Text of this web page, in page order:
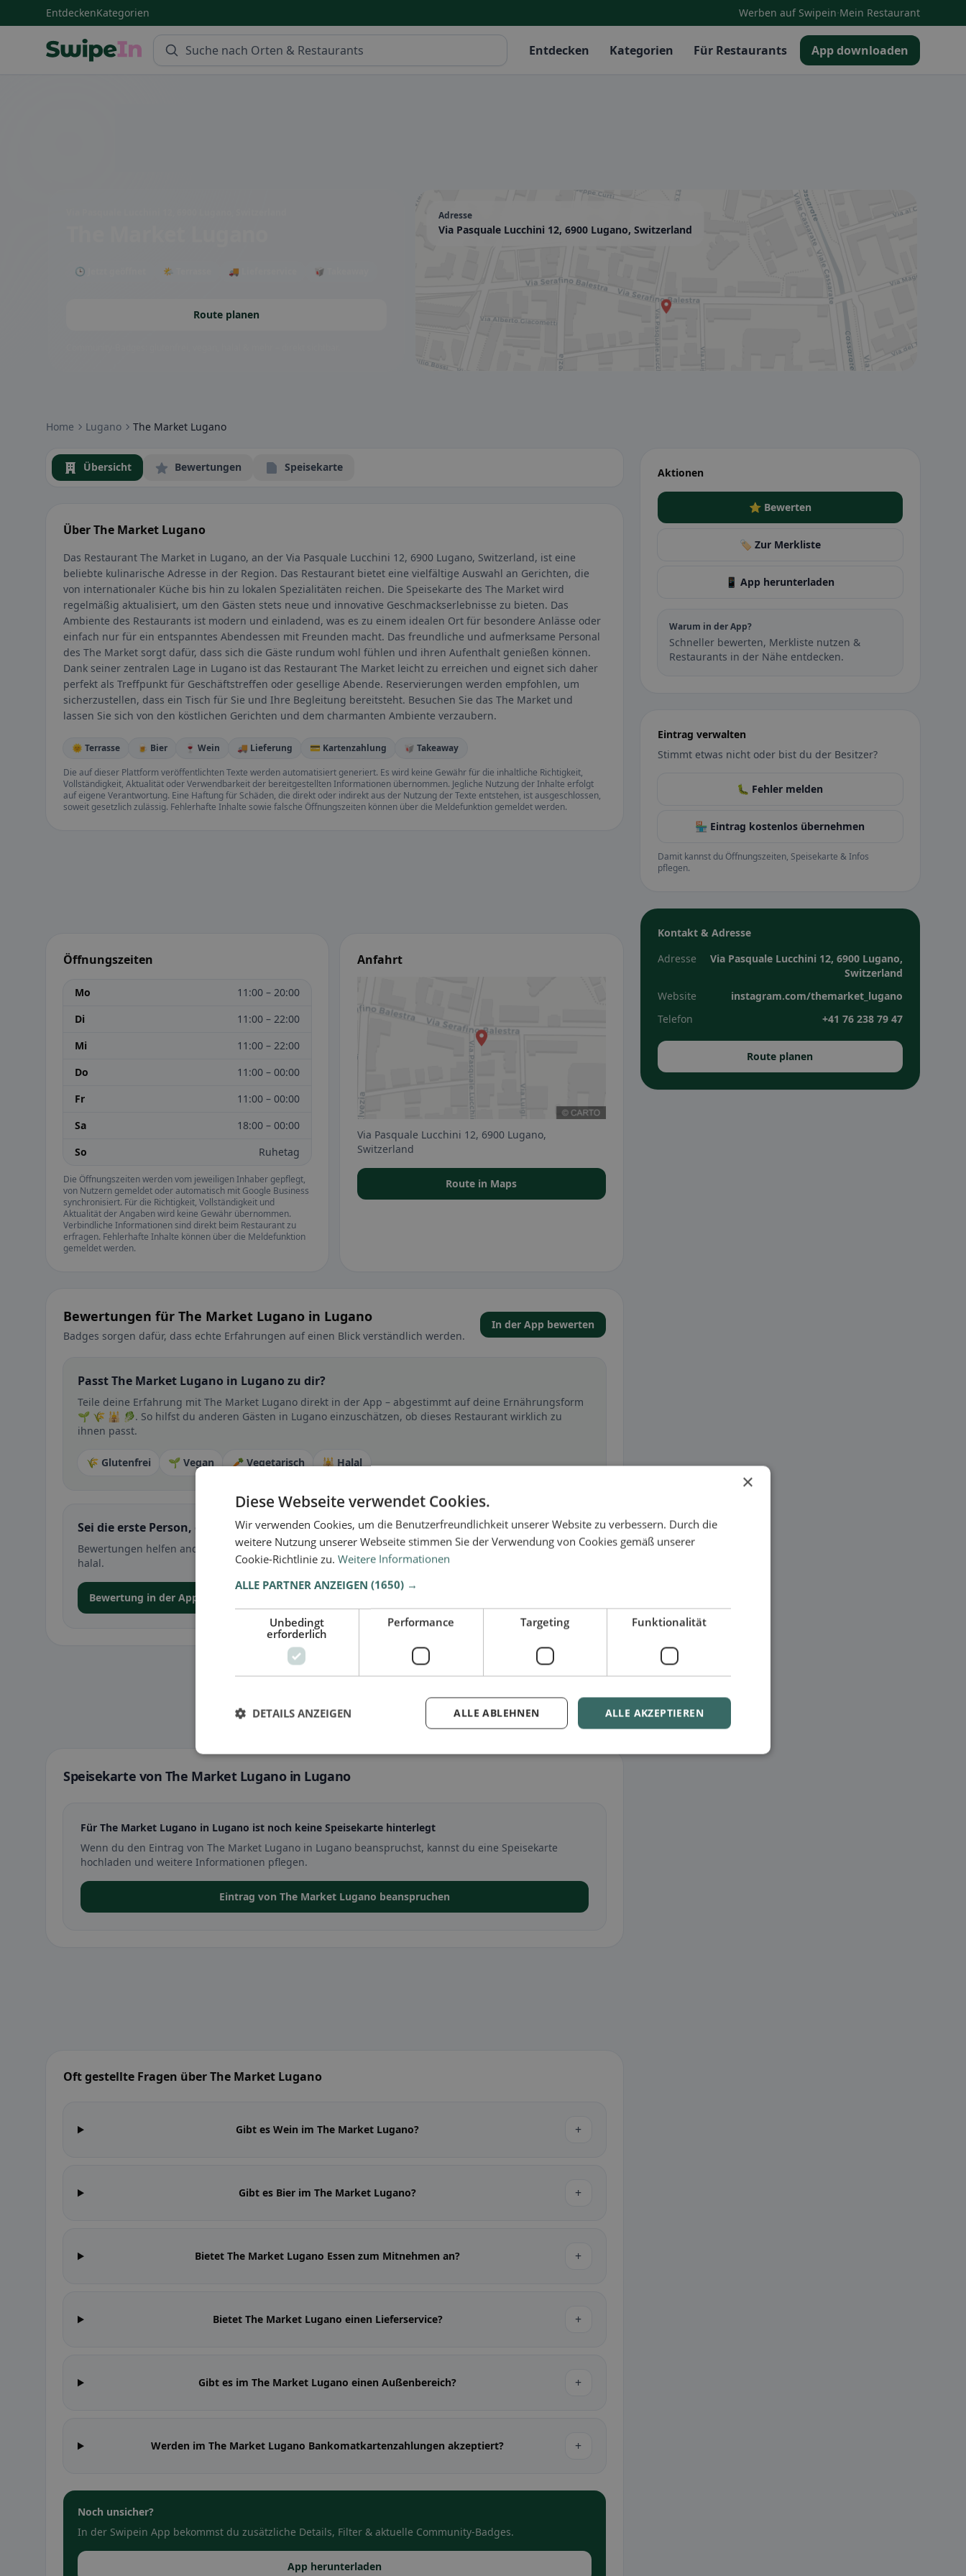
EntdeckenKategorien Werben auf Swipein·Mein Restaurant
Entdecken Kategorien Für Restaurants App downloaden
🕒 Jetzt geöffnet 🌤 Terrasse 🚚 Lieferservice 🥡 Takeaway
Route planen
Adresse
Via Pasquale Lucchini 12, 6900 Lugano, Switzerland
Home Lugano The Market Lugano
Übersicht Bewertungen Speisekarte
Über The Market Lugano
Das Restaurant The Market in Lugano, an der Via Pasquale Lucchini 12, 6900 Lugano, Switzerland, ist eine
beliebte kulinarische Adresse in der Region. Das Restaurant bietet eine vielfältige Auswahl an Gerichten, die
von internationaler Küche bis hin zu lokalen Spezialitäten reichen. Die Speisekarte des The Market wird
regelmäßig aktualisiert, um den Gästen stets neue und innovative Geschmackserlebnisse zu bieten. Das
Ambiente des Restaurants ist modern und einladend, was es zu einem idealen Ort für besondere Anlässe oder
einfach nur für ein entspanntes Abendessen mit Freunden macht. Das freundliche und aufmerksame Personal
des The Market sorgt dafür, dass sich die Gäste rundum wohl fühlen und ihren Aufenthalt genießen können.
Dank seiner zentralen Lage in Lugano ist das Restaurant The Market leicht zu erreichen und eignet sich daher
perfekt als Treffpunkt für Geschäftstreffen oder gesellige Abende. Reservierungen werden empfohlen, um
sicherzustellen, dass ein Tisch für Sie und Ihre Begleitung bereitsteht. Besuchen Sie das The Market und
lassen Sie sich von den köstlichen Gerichten und dem charmanten Ambiente verzaubern.
🌞 Terrasse 🍺 Bier 🍷 Wein 🚚 Lieferung 💳 Kartenzahlung
🥡 Takeaway
Die auf dieser Plattform veröffentlichten Texte werden automatisiert generiert. Es wird keine Gewähr für die inhaltliche Richtigkeit,
Vollständigkeit, Aktualität oder Verwendbarkeit der bereitgestellten Informationen übernommen. Jegliche Nutzung der Inhalte erfolgt
auf eigene Verantwortung. Eine Haftung für Schäden, die direkt oder indirekt aus der Nutzung der Texte entstehen, ist ausgeschlossen,
soweit gesetzlich zulässig. Fehlerhafte Inhalte sowie falsche Öffnungszeiten können über die Meldefunktion gemeldet werden.
Öffnungszeiten
Mo
11:00 – 20:00
Di
11:00 – 22:00
Mi
11:00 – 22:00
Do
11:00 – 00:00
Fr
11:00 – 00:00
Sa
18:00 – 00:00
So
Ruhetag
Die Öffnungszeiten werden vom jeweiligen Inhaber gepflegt,
von Nutzern gemeldet oder automatisch mit Google Business
synchronisiert. Für die Richtigkeit, Vollständigkeit und
Aktualität der Angaben wird keine Gewähr übernommen.
Verbindliche Informationen sind direkt beim Restaurant zu
erfragen. Fehlerhafte Inhalte können über die Meldefunktion
gemeldet werden.
Anfahrt
Via Pasquale Lucchini 12, 6900 Lugano,
Switzerland
Route in Maps
Bewertungen für The Market Lugano in Lugano
Badges sorgen dafür, dass echte Erfahrungen auf einen Blick verständlich werden.
In der App bewerten
Passt The Market Lugano in Lugano zu dir?
Teile deine Erfahrung mit The Market Lugano direkt in der App – abgestimmt auf deine Ernährungsform
🌱 🌾 🕌 🥬. So hilfst du anderen Gästen in Lugano einzuschätzen, ob dieses Restaurant wirklich zu
ihnen passt.
🌾 Glutenfrei 🌱 Vegan 🥕 Vegetarisch 🕌 Halal
Sei die erste Person, die ihre Erfahrung teilt
Bewertungen helfen anderen bei der Entscheidung – besonders bei glutenfrei, vegan, vegetarisch oder
halal.
Bewertung in der App abgeben
Speisekarte von The Market Lugano in Lugano
Für The Market Lugano in Lugano ist noch keine Speisekarte hinterlegt
Wenn du den Eintrag von The Market Lugano in Lugano beanspruchst, kannst du eine Speisekarte
hochladen und weitere Informationen pflegen.
Eintrag von The Market Lugano beanspruchen
Oft gestellte Fragen über The Market Lugano
Gibt es Wein im The Market Lugano? +
Gibt es Bier im The Market Lugano? +
Bietet The Market Lugano Essen zum Mitnehmen an? +
Bietet The Market Lugano einen Lieferservice? +
Gibt es im The Market Lugano einen Außenbereich? +
Werden im The Market Lugano Bankomatkartenzahlungen akzeptiert? +
Noch unsicher?
In der Swipein App bekommst du zusätzliche Details, Filter & aktuelle Community-Badges.
App herunterladen
Aktionen
⭐ Bewerten
🏷️ Zur Merkliste
📱 App herunterladen
Warum in der App?
Schneller bewerten, Merkliste nutzen &
Restaurants in der Nähe entdecken.
Eintrag verwalten
Stimmt etwas nicht oder bist du der Besitzer?
🐛 Fehler melden
🏪 Eintrag kostenlos übernehmen
Damit kannst du Öffnungszeiten, Speisekarte & Infos
pflegen.
Kontakt & Adresse
Adresse
Via Pasquale Lucchini 12, 6900 Lugano,
Switzerland
Website
instagram.com/themarket_lugano
Telefon
+41 76 238 79 47
Route planen
×
Diese Webseite verwendet Cookies.
Wir verwenden Cookies, um die Benutzerfreundlichkeit unserer Website zu verbessern. Durch die
weitere Nutzung unserer Webseite stimmen Sie der Verwendung von Cookies gemäß unserer
Cookie-Richtlinie zu. Weitere Informationen
ALLE PARTNER ANZEIGEN (1650) →
Unbedingt
erforderlich
Performance Targeting Funktionalität
ALLE AKZEPTIEREN
ALLE ABLEHNEN
DETAILS ANZEIGEN